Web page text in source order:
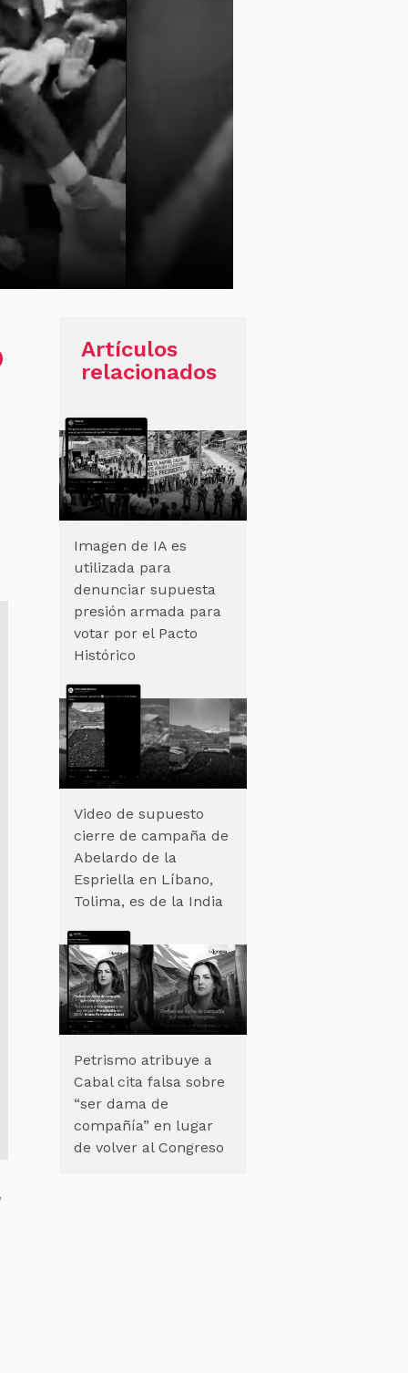
Artículos
relacionados
Imagen de IA es
utilizada para
denunciar supuesta
presión armada para
votar por el Pacto
Histórico
Video de supuesto
cierre de campaña de
Abelardo de la
Espriella en Líbano,
Tolima, es de la India
Petrismo atribuye a
Cabal cita falsa sobre
“ser dama de
compañía” en lugar
de volver al Congreso